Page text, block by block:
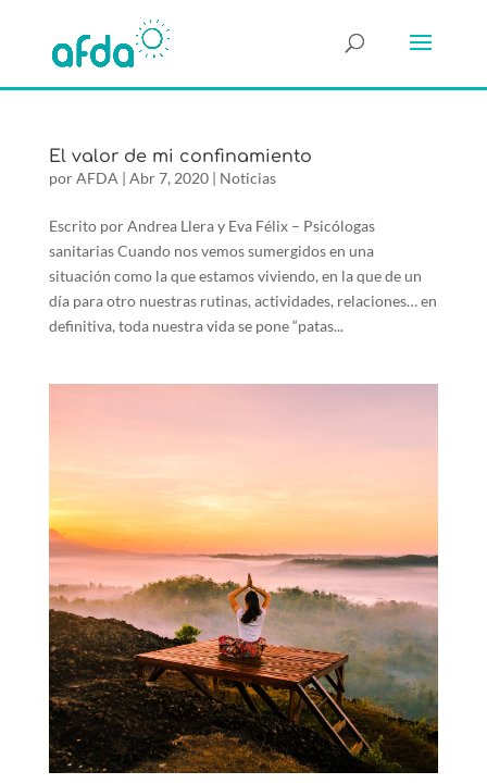
El valor de mi confinamiento
porAFDA | Abr 7, 2020| Noticias
Escrito por Andrea Llera y Eva Félix – Psicólogas
sanitarias Cuando nos vemos sumergidos en una
situación como la que estamos viviendo, en la que de un
día para otro nuestras rutinas, actividades, relaciones… en
definitiva, toda nuestra vida se pone “patas...